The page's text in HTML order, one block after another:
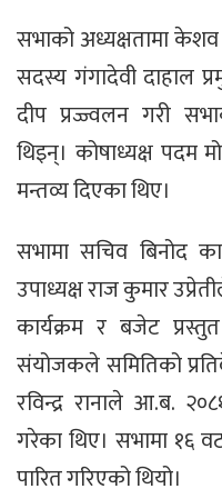
सभाको अध्यक्षतामा
सदस्य गंगादेवी दाहाल
दीप प्रज्ज्वलन गरी
थिइन्। कोषाध्यक्ष पदम
मन्तव्य दिएका थिए।
सभामा सचिव बिनोद
उपाध्यक्ष राज कुमार
कार्यक्रम र बजेट
संयोजकले समितिको
रविन्द्र रानाले आ.ब.
गरेका थिए। सभामा १६
पारित गरिएको थियो।